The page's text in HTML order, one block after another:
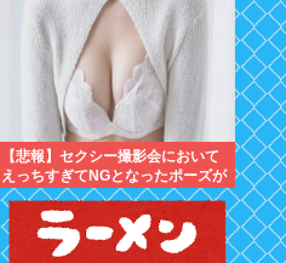
【悲報】セクシー撮影会において
えっちすぎてNGとなったポーズが
こちらwww